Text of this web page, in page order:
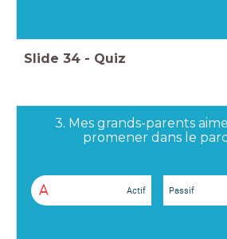
Slide 34 - Quiz
3. Mes grands-parents
promener dans le
A Actif Passif